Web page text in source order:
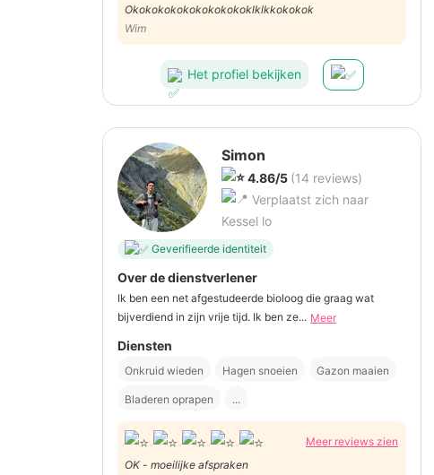
Okokokokokokokokokoklklkkokokok
Wim
Het profiel bekijken
Simon
4.86/5 (14 reviews)
Verplaatst zich naar
Kessel lo
Geverifieerde identiteit
Over de dienstverlener
Ik ben een net afgestudeerde bioloog die graag wat
bijverdiend in zijn vrije tijd. Ik ben ze... Meer
Diensten
Onkruid wieden Hagen snoeien Gazon maaien
Bladeren oprapen ...
Meer reviews zien
OK - moeilijke afspraken